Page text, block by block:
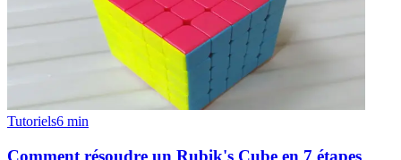
Tutoriels6 min
Comment résoudre un Rubik's Cube en 7 étapes